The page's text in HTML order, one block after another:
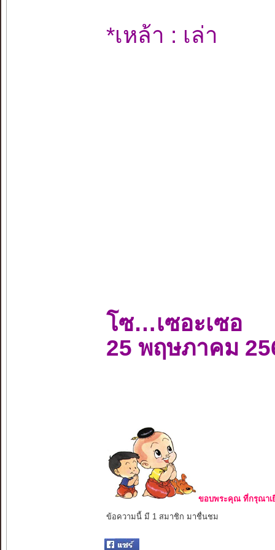
*เหล้า : เล่า
โซ…เซอะเซอ
25 พฤษภาคม
ขอบพระคุณ ที่กรุณาเ
ข้อความนี้ มี 1 สมาชิก มาชื่นชม